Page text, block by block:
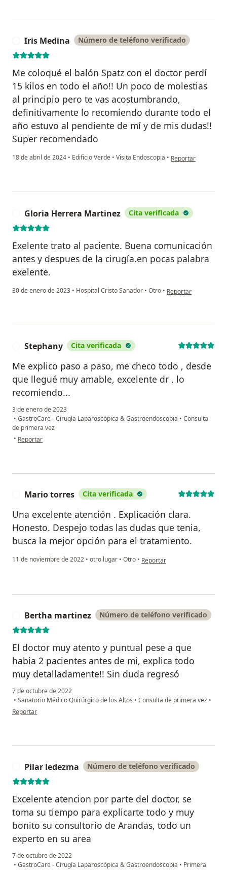
Iris Medina Número de teléfono verificado
Me coloqué el balón Spatz con el doctor perdí
15 kilos en todo el año!! Un poco de molestias
al principio pero te vas acostumbrando,
definitivamente lo recomiendo durante todo el
año estuvo al pendiente de mí y de mis dudas!!
Super recomendado
18 de abril de 2024 • Edificio Verde • Visita Endoscopia • en opinión del
Reportar
Gloria Herrera Martinez Cita verificada
Exelente trato al paciente. Buena comunicación
antes y despues de la cirugía.en pocas palabra
exelente.
30 de enero de 2023 • Hospital Cristo Sanador • Otro • en opinión del
Reportar
Stephany Cita verificada
Me explico paso a paso, me checo todo , desde
que llegué muy amable, excelente dr , lo
recomiendo...
3 de enero de 2023
• GastroCare - Cirugía Laparoscópica & Gastroendoscopia • Consulta
de primera vez
• en opinión del usuario Stephany
Reportar
Mario torres Cita verificada
Una excelente atención . Explicación clara.
Honesto. Despejo todas las dudas que tenia,
busca la mejor opción para el tratamiento.
11 de noviembre de 2022 • otro lugar • Otro • en opinión del usuario Mario
Reportar
Bertha martinez Número de teléfono verificado
El doctor muy atento y puntual pese a que
habia 2 pacientes antes de mi, explica todo
muy detalladamente!! Sin duda regresó
7 de octubre de 2022
• Sanatorio Médico Quirúrgico de los Altos • Consulta de primera vez •
en opinión del usuario Bertha martinez
Reportar
Pilar ledezma Número de teléfono verificado
Excelente atencion por parte del doctor, se
toma su tiempo para explicarte todo y muy
bonito su consultorio de Arandas, todo un
experto en su area
7 de octubre de 2022
• GastroCare - Cirugía Laparoscópica & Gastroendoscopia • Primera